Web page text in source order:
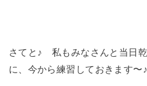
さてと♪ 私もみなさんと当日
に、今から練習しておきます〜♪